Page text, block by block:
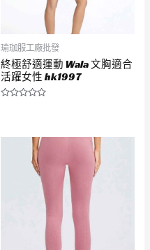
瑜珈服工廠批發
終極舒適運動 Wala 文胸適合
活躍女性 hk1997
分